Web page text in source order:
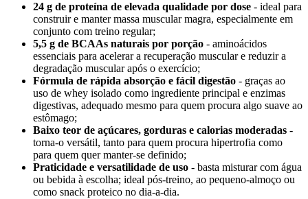
24 g de proteína de elevada qualidade por dose - ideal para
construir e manter massa muscular magra, especialmente em
conjunto com treino regular;
5,5 g de BCAAs naturais por porção - aminoácidos
essenciais para acelerar a recuperação muscular e reduzir a
degradação muscular após o exercício;
Fórmula de rápida absorção e fácil digestão - graças ao
uso de whey isolado como ingrediente principal e enzimas
digestivas, adequado mesmo para quem procura algo suave ao
estômago;
Baixo teor de açúcares, gorduras e calorias moderadas -
torna-o versátil, tanto para quem procura hipertrofia como
para quem quer manter-se definido;
Praticidade e versatilidade de uso - basta misturar com água
ou bebida à escolha; ideal pós-treino, ao pequeno-almoço ou
como snack proteico no dia-a-dia.